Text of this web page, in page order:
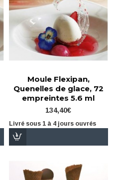
Moule Flexipan,
Quenelles de glace, 72
empreintes 5.6 ml
134,40€
Livré sous 1 à 4 jours ouvrés